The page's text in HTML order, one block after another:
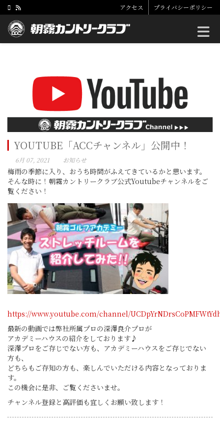
アクセス プライバシーポリシー
YOUTUBE「ACCチャンネル」公開中！
6月 07, 2021 お知らせ
梅雨の季節に入り、おうち時間がふえてきているかと思います。
そんな時に！朝霧カントリークラブ公式Youtubeチャンネルをご
覧ください！
https://www.youtube.com/channel/
最新の動画では弊社所属プロの深澤良介プロが
アカデミーハウスの紹介をしております♪
深澤プロをご存じでない方も、アカデミーハウスをご存じでない
方も、
どちらもご存知の方も、楽しんでいただける内容となっておりま
す。
この機会に是非、ご覧くださいませ。
チャンネル登録と高評価も宜しくお願い致します！